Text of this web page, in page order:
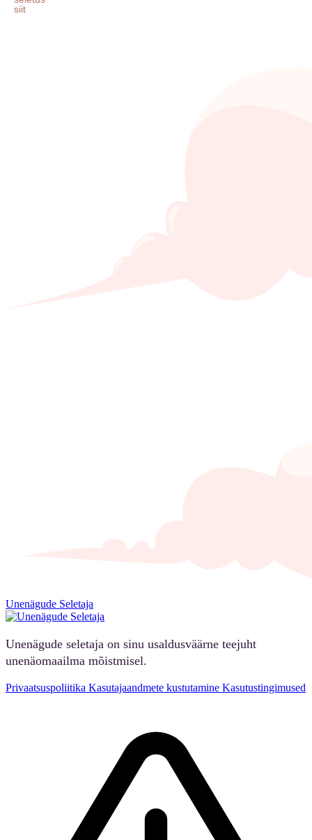
Unenägude Seletaja
Unenägude seletaja on sinu usaldusväärne teejuht
unenäomaailma mõistmisel.
Privaatsuspoliitika Kasutajaandmete kustutamine Kasutustingimused